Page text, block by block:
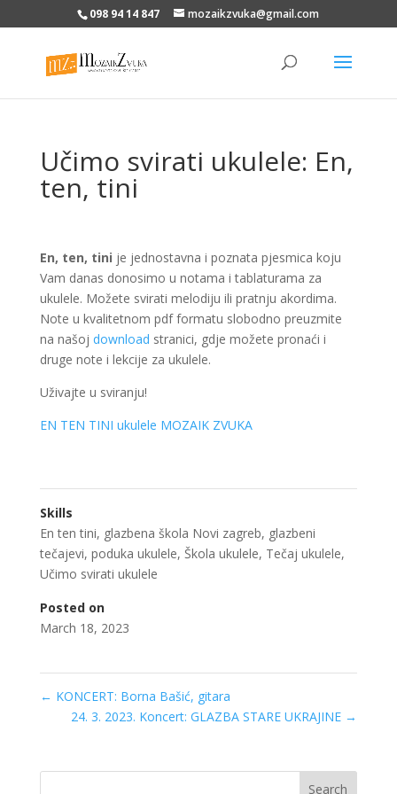
098 94 14 847 mozaikzvuka@gmail.com
Učimo svirati ukulele: En,
ten, tini
En, ten, tini je jednostavna i poznata pjesmica koju
Vam danas donosimo u notama i tablaturama za
ukulele. Možete svirati melodiju ili pratnju akordima.
Note u kvalitetnom pdf formatu slobodno preuzmite
na našoj download stranici, gdje možete pronaći i
druge note i lekcije za ukulele.
Uživajte u sviranju!
EN TEN TINI ukulele MOZAIK ZVUKA
Skills
En ten tini, glazbena škola Novi zagreb, glazbeni
tečajevi, poduka ukulele, Škola ukulele, Tečaj ukulele,
Učimo svirati ukulele
Posted on
March 18, 2023
← KONCERT: Borna Bašić, gitara
24. 3. 2023. Koncert: GLAZBA STARE UKRAJINE →